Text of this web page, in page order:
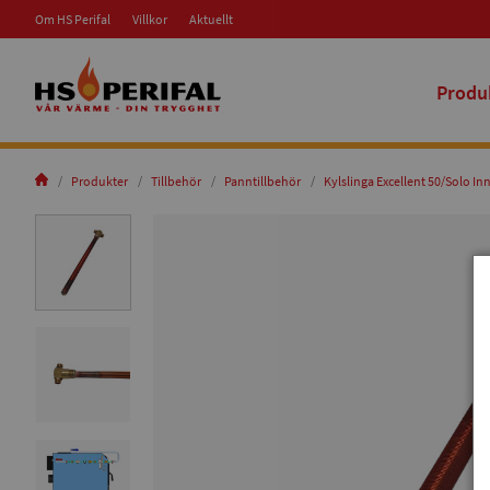
Om HS Perifal Villkor Aktuellt
Produkter Tillbehör Panntillbehör Kylslinga Excellent 50/Solo